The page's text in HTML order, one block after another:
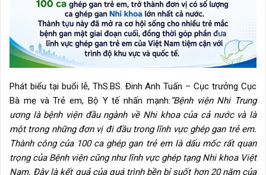
Phát biểu tại buổi lễ, ThS.BS. Đinh Anh Tuấn – Cục trưởng Cục
Bà mẹ và Trẻ em, Bộ Y tế nhấn mạnh:“Bệnh viện Nhi Trung
ương là bệnh viện đầu ngành về Nhi khoa của cả nước và là
một trong những đơn vị đi đầu trong lĩnh vực ghép gan trẻ em.
Thành công của 100 ca ghép gan trẻ em là dấu mốc rất quan
trọng của Bệnh viện cũng như lĩnh vực ghép tạng Nhi khoa Việt
Nam. Đây là kết quả của quá trình bền bỉ suốt hơn 20 năm của